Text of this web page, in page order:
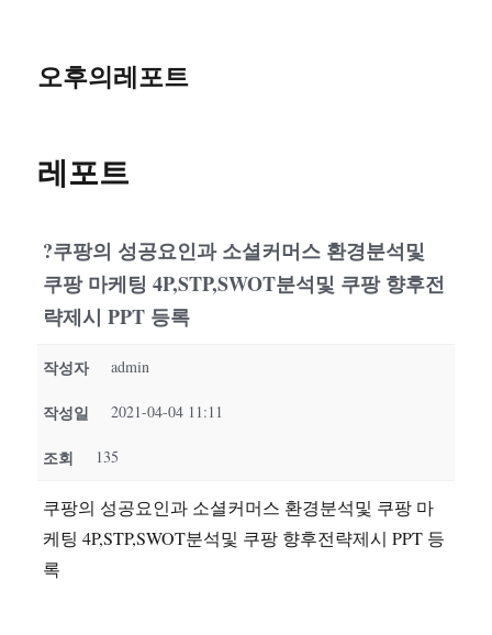
오후의레포트
레포트
?쿠팡의 성공요인과 소셜커머스 환경분석및
쿠팡 마케팅 4P,STP,SWOT분석및 쿠팡 향후전
략제시 PPT 등록
작성자 admin
작성일 2021-04-04 11:11
조회 135
쿠팡의 성공요인과 소셜커머스 환경분석및 쿠팡 마
케팅 4P,STP,SWOT분석및 쿠팡 향후전략제시 PPT 등
록